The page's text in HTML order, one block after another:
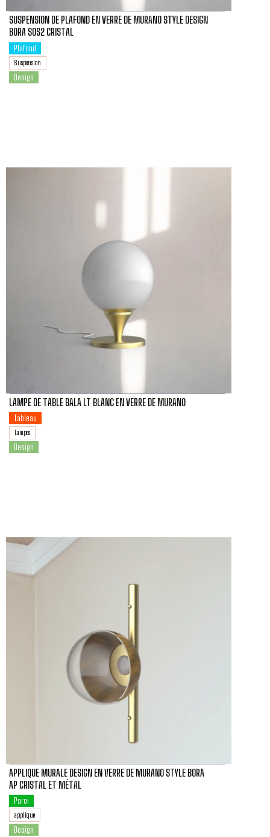
SUSPENSION DE PLAFOND EN VERRE DE MURANO STYLE DESIGN
BORA SOS2 ​​​​CRISTAL
Plafond
Suspension
Design
LAMPE DE TABLE BALA LT BLANC EN VERRE DE MURANO
Tableau
Lampes
Design
APPLIQUE MURALE DESIGN EN VERRE DE MURANO STYLE BORA
AP CRISTAL ET MÉTAL
Paroi
applique
Design